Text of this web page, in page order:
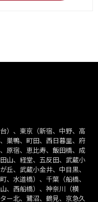
）、東京（新宿、中野、高
巣鴨、町田、西日暮里、府
原宿、恵比寿、飯田橋、成
山、経堂、五反田、武蔵小
丘、武蔵小金井、中目黒、
、水道橋）、千葉（船橋、
、西船橋）、神奈川（横
ー北、鷺沼、鶴見、京急久